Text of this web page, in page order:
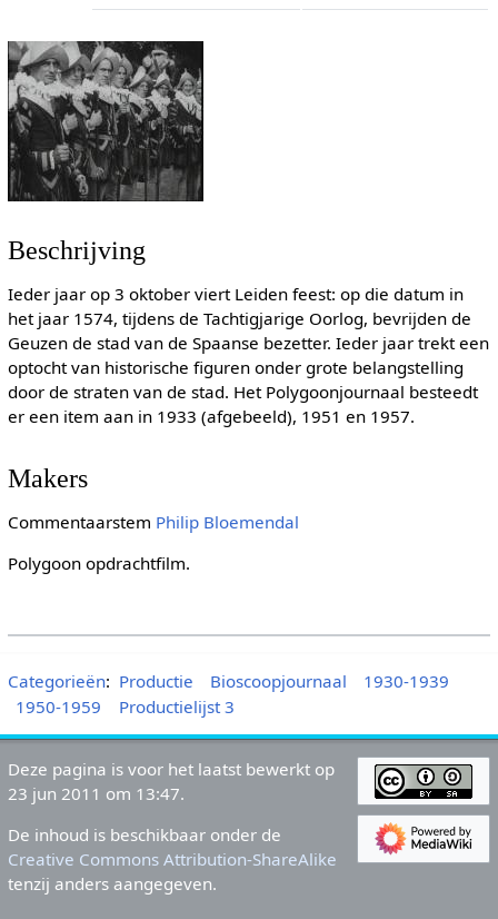
Beschrijving
Ieder jaar op 3 oktober viert Leiden feest: op die datum in
het jaar 1574, tijdens de Tachtigjarige Oorlog, bevrijden de
Geuzen de stad van de Spaanse bezetter. Ieder jaar trekt een
optocht van historische figuren onder grote belangstelling
door de straten van de stad. Het Polygoonjournaal besteedt
er een item aan in 1933 (afgebeeld), 1951 en 1957.
Makers
Commentaarstem Philip Bloemendal
Polygoon opdrachtfilm.
Categorieën: Productie Bioscoopjournaal
1930-1939
1950-1959
Productielijst 3
Deze pagina is voor het laatst bewerkt op
23 jun 2011 om 13:47.
De inhoud is beschikbaar onder de
Creative Commons Attribution-ShareAlike
tenzij anders aangegeven.